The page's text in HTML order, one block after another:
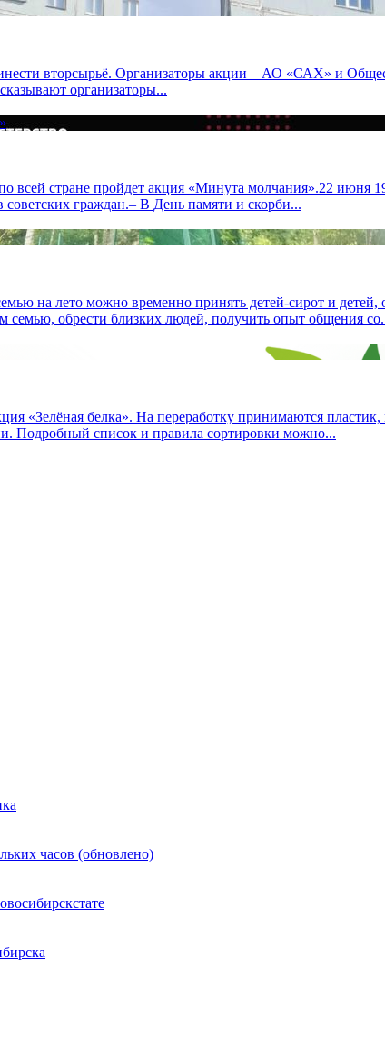
вторсырьё. Организаторы акции – АО «САХ» и
организаторы...
стране пройдет акция «Минута молчания».22 июня
граждан.– В День памяти и скорби...
на лето можно временно принять детей-сирот и детей,
обрести близких людей, получить опыт общения
«Зелёная белка». На переработку принимаются
Подробный список и правила сортировки можно...
часов (обновлено)